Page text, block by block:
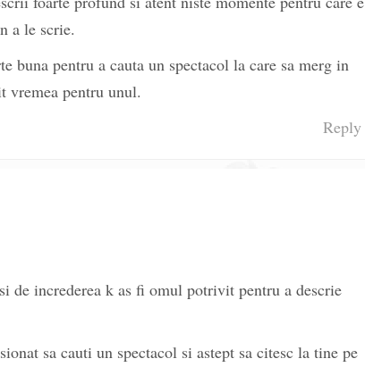
a le scrie.
buna pentru a cauta un spectacol la care sa merg in
vremea pentru unul.
Reply
de increderea k as fi omul potrivit pentru a descrie
sa cauti un spectacol si astept sa citesc la tine pe